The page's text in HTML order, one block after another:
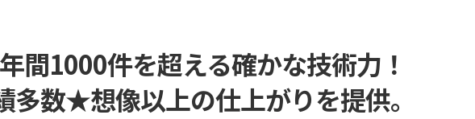
リーニングの頻度は？
間1000件を超える確かな技術力！
多数★想像以上の仕上がりを提供。